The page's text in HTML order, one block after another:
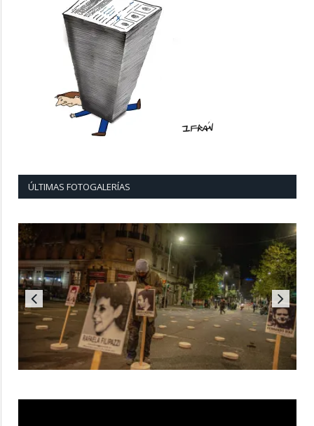
ÚLTIMAS FOTOGALERÍAS